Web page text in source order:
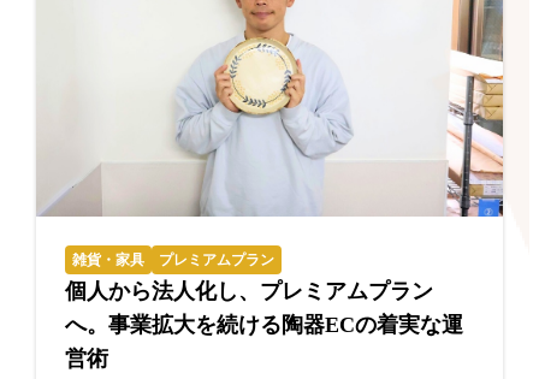
雑貨・家具 プレミアムプラン
個人から法人化し、プレミアムプラン
へ。事業拡大を続ける陶器ECの着実な運
営術